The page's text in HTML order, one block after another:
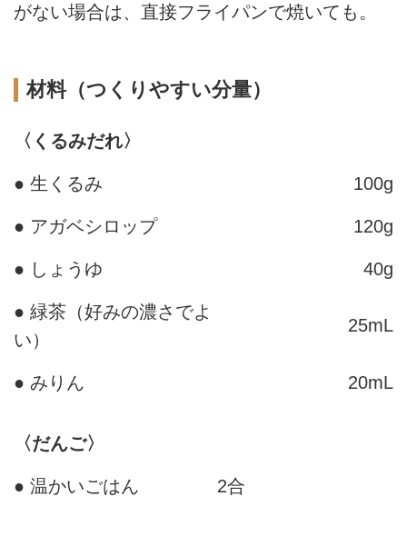
がない場合は、直接フライパンで焼いても。
材料（つくりやすい分量）
〈くるみだれ〉
● 生くるみ 100g
● アガベシロップ 120g
● しょうゆ 40g
● 緑茶（好みの濃さでよ
い）
25mL
● みりん 20mL
〈だんご〉
● 温かいごはん 2合